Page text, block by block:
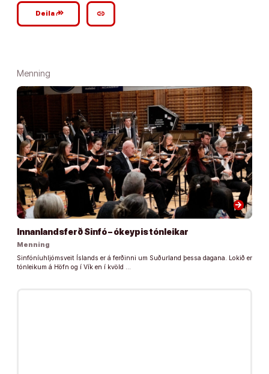
Deilagoogle_plus_reshare link
Menning
arrow_forward
Innanlandsferð Sinfó – ókeypis tónleikar
Menning
Sinfóníuhljómsveit Íslands er á ferðinni um Suðurland þessa dagana. Lokið er
tónleikum á Höfn og í Vík en í kvöld …